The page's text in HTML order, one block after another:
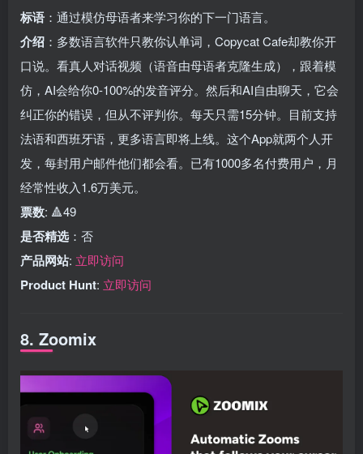
标语 ：通过模仿母语者来学习你的下一门语言。
介绍 ：多数语言软件只教你认单词，Copycat Cafe却教你开
口说。看真人对话视频（语音由母语者克隆生成），跟着模
仿，AI会给你0-100%的发音评分。然后和AI自由聊天，它会
纠正你的错误，但从不评判你。每天只需15分钟。目前支持
法语和西班牙语，更多语言即将上线。这个App就两个人开
发，每封用户邮件他们都会看。已有1000多名付费用户，月
经常性收入1.6万美元。
票数: 🔺49
是否精选 ：否
产品网站: 立即访问
Product Hunt: 立即访问
8. Zoomix